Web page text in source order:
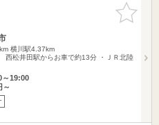
お気に入
りに追加
横川駅4.37km
西松井田駅からお車で約13分 ・ＪＲ北陸
～19:00
～